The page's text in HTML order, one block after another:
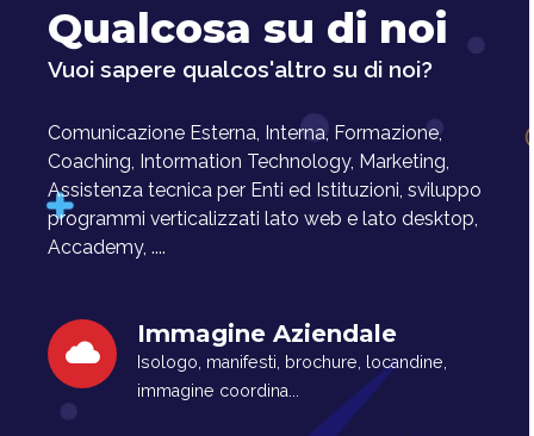
Qualcosa su di noi
Vuoi sapere qualcos'altro su di noi?
Comunicazione Esterna, Interna, Formazione,
Coaching, Intormation Technology, Marketing,
Assistenza tecnica per Enti ed Istituzioni, sviluppo
programmi verticalizzati lato web e lato desktop,
Accademy, ....
Immagine Aziendale
Isologo, manifesti, brochure, locandine,
immagine coordina...